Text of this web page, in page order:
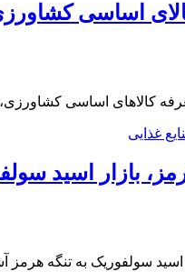
غذایی
بازار اسید
اسید سولفوریک به تنگه هرمز